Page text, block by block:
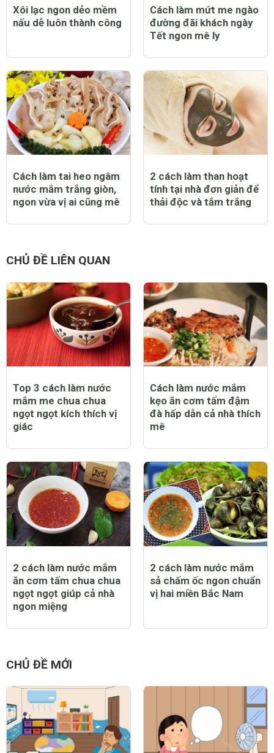
Xôi lạc ngon dẻo mềm
nấu dễ luôn thành công
Cách làm mứt me ngào
đường đãi khách ngày
Tết ngon mê ly
Cách làm tai heo ngâm
nước mắm trắng giòn,
ngon vừa vị ai cũng mê
2 cách làm than hoạt
tính tại nhà đơn giản để
thải độc và tắm trắng
CHỦ ĐỀ LIÊN QUAN
Top 3 cách làm nước
mắm me chua chua
ngọt ngọt kích thích vị
giác
Cách làm nước mắm
kẹo ăn cơm tấm đậm
đà hấp dẫn cả nhà thích
mê
2 cách làm nước mắm
ăn cơm tấm chua chua
ngọt ngọt giúp cả nhà
ngon miệng
2 cách làm nước mắm
sả chấm ốc ngon chuẩn
vị hai miền Bắc Nam
CHỦ ĐỀ MỚI